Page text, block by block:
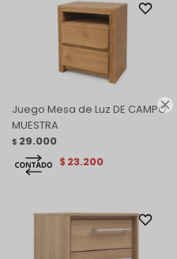

Juego Mesa de Luz DE CAMPO
MUESTRA
$ 29.000
$ 23.200